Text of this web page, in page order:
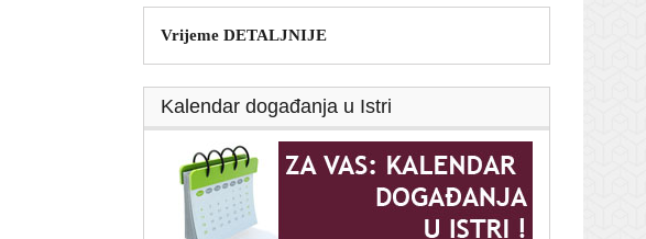
Vrijeme DETALJNIJE
Kalendar događanja u Istri